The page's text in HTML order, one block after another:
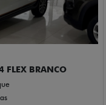
FLEX BRANCO